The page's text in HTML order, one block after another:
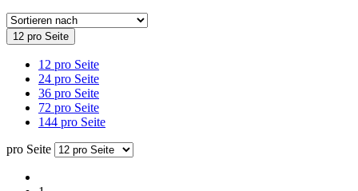
12 pro Seite
12 pro Seite
24 pro Seite
36 pro Seite
72 pro Seite
144 pro Seite
pro Seite